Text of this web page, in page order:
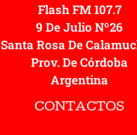
Flash FM 107.7
9 De Julio Nº26
Santa Rosa De
Prov. De Córdoba
Argentina
CONTACTOS